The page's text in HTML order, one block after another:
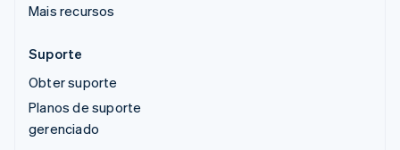
Mais recursos
Suporte
Obter suporte
Planos de suporte
gerenciado